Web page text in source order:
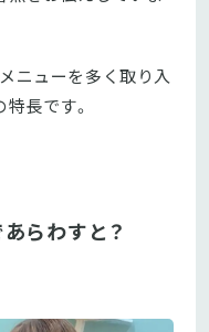
ニューを多く取り入
長です。
らわすと？